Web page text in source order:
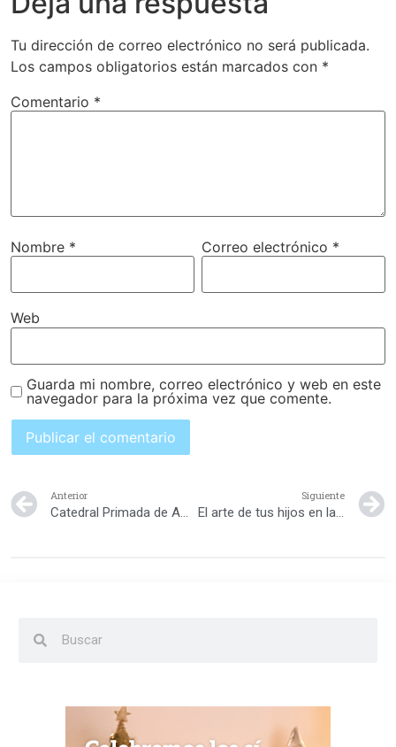
Tu dirección de correo electrónico no será publicada.
Los campos obligatorios están marcados con *
Comentario *
Nombre * Correo electrónico *
Web
Guarda mi nombre, correo electrónico y web en este
navegador para la próxima vez que comente.
Anterior
Catedral Primada de América
Siguiente
El arte de tus hijos en la web